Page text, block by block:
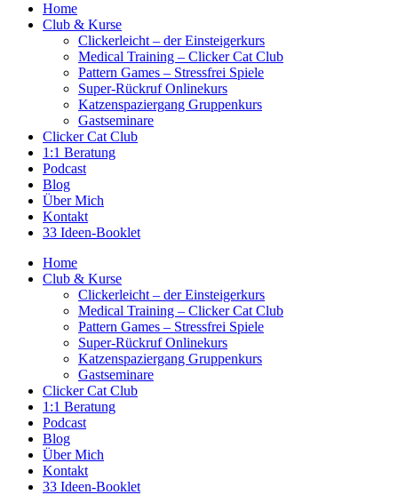
Home
Club & Kurse
Clickerleicht – der Einsteigerkurs
Medical Training – Clicker Cat Club
Pattern Games – Stressfrei Spiele
Super-Rückruf Onlinekurs
Katzenspaziergang Gruppenkurs
Gastseminare
Clicker Cat Club
1:1 Beratung
Podcast
Blog
Über Mich
Kontakt
33 Ideen-Booklet
Home
Club & Kurse
Clickerleicht – der Einsteigerkurs
Medical Training – Clicker Cat Club
Pattern Games – Stressfrei Spiele
Super-Rückruf Onlinekurs
Katzenspaziergang Gruppenkurs
Gastseminare
Clicker Cat Club
1:1 Beratung
Podcast
Blog
Über Mich
Kontakt
33 Ideen-Booklet